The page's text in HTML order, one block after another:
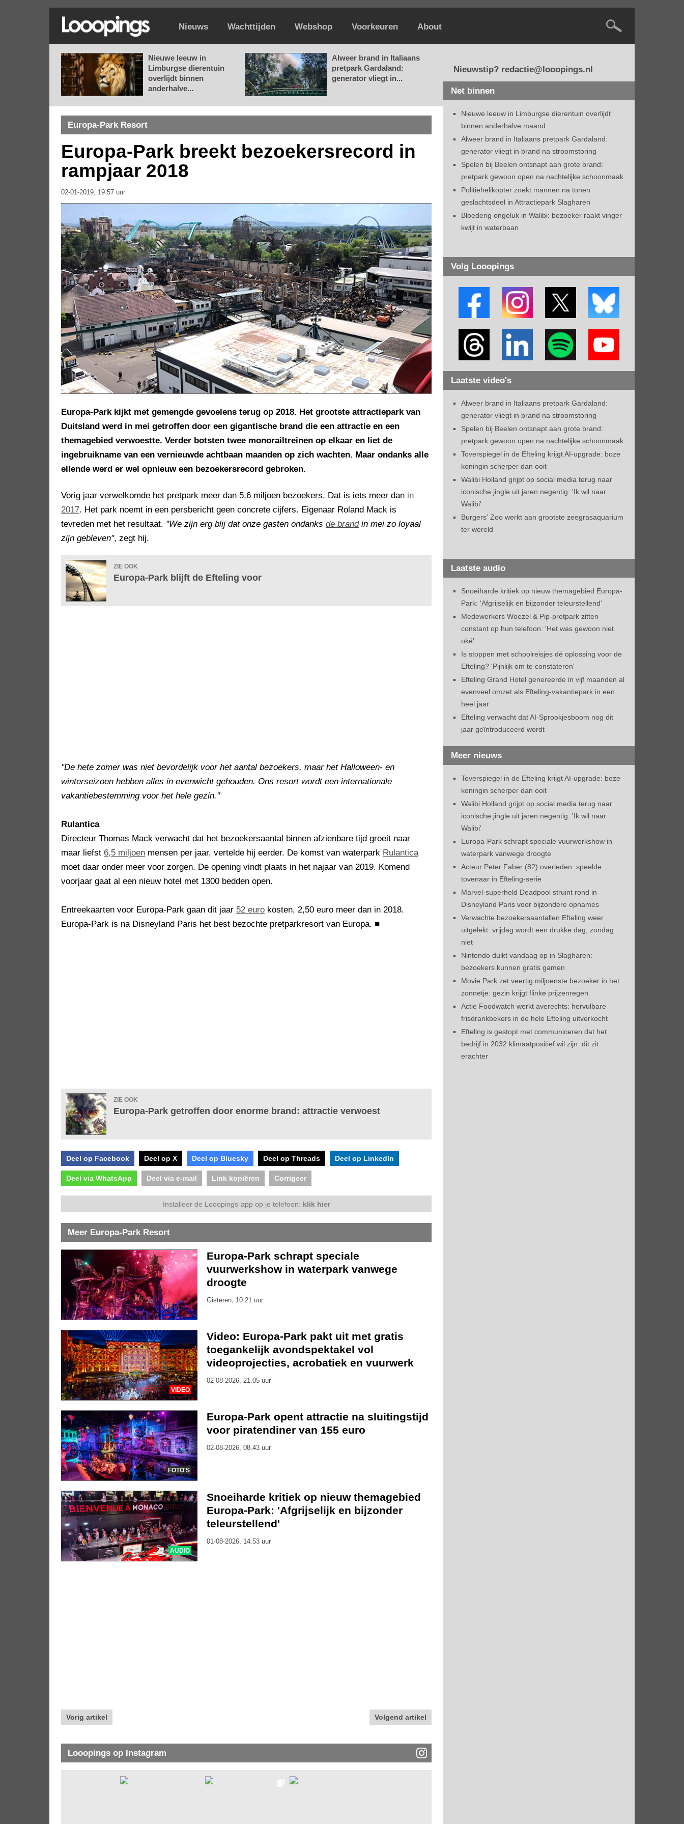
Nieuws Wachttijden Webshop Voorkeuren About
Nieuwe leeuw in
Limburgse dierentuin
overlijdt binnen
anderhalve...
Alweer brand in Italiaans
pretpark Gardaland:
generator vliegt in...
Europa-Park Resort
Europa-Park breekt bezoekersrecord in
rampjaar 2018
02-01-2019, 19.57 uur
Europa-Park kijkt met gemengde gevoelens terug op 2018. Het grootste attractiepark van
Duitsland werd in mei getroffen door een gigantische brand die een attractie en een
themagebied verwoestte. Verder botsten twee monorailtreinen op elkaar en liet de
ingebruikname van een vernieuwde achtbaan maanden op zich wachten. Maar ondanks alle
ellende werd er wel opnieuw een bezoekersrecord gebroken.
Vorig jaar verwelkomde het pretpark meer dan 5,6 miljoen bezoekers. Dat is iets meer dan in
2017. Het park noemt in een persbericht geen concrete cijfers. Eigenaar Roland Mack is
tevreden met het resultaat. "We zijn erg blij dat onze gasten ondanks de brandin mei zo loyaal
zijn gebleven", zegt hij.
ZIE OOK
Europa-Park blijft de Efteling voor
"De hete zomer was niet bevordelijk voor het aantal bezoekers, maar het Halloween- en
winterseizoen hebben alles in evenwicht gehouden. Ons resort wordt een internationale
vakantiebestemming voor het hele gezin."
Rulantica
Directeur Thomas Mack verwacht dat het bezoekersaantal binnen afzienbare tijd groeit naar
maar liefst 6,5 miljoen mensen per jaar, vertelde hij eerder. De komst van waterpark Rulantica
moet daar onder meer voor zorgen. De opening vindt plaats in het najaar van 2019. Komend
voorjaar gaat al een nieuw hotel met 1300 bedden open.
Entreekaarten voor Europa-Park gaan dit jaar 52 euro kosten, 2,50 euro meer dan in 2018.
Europa-Park is na Disneyland Paris het best bezochte pretparkresort van Europa. ■
ZIE OOK
Europa-Park getroffen door enorme brand: attractie verwoest
Deel op Facebook Deel op X Deel op Bluesky Deel op Threads Deel op LinkedIn
Deel via WhatsApp Deel via e-mail Link kopiëren Corrigeer
Installeer de Looopings-app op je telefoon: klik hier
Meer Europa-Park Resort
Europa-Park schrapt speciale
vuurwerkshow in waterpark vanwege
droogte
Gisteren, 10.21 uur
VIDEO
Video: Europa-Park pakt uit met gratis
toegankelijk avondspektakel vol
videoprojecties, acrobatiek en vuurwerk
02-08-2026, 21.05 uur
FOTO'S
Europa-Park opent attractie na sluitingstijd
voor piratendiner van 155 euro
02-08-2026, 08.43 uur
AUDIO
Snoeiharde kritiek op nieuw themagebied
Europa-Park: 'Afgrijselijk en bijzonder
teleurstellend'
01-08-2026, 14.53 uur
Vorig artikel Volgend artikel
Looopings op Instagram
Nieuwstip? redactie@looopings.nl
Net binnen
Nieuwe leeuw in Limburgse dierentuin overlijdt
binnen anderhalve maand
Alweer brand in Italiaans pretpark Gardaland:
generator vliegt in brand na stroomstoring
Spelen bij Beelen ontsnapt aan grote brand:
pretpark gewoon open na nachtelijke schoonmaak
Politiehelikopter zoekt mannen na tonen
geslachtsdeel in Attractiepark Slagharen
Bloederig ongeluk in Walibi: bezoeker raakt vinger
kwijt in waterbaan
Volg Looopings
Laatste video's
Alweer brand in Italiaans pretpark Gardaland:
generator vliegt in brand na stroomstoring
Spelen bij Beelen ontsnapt aan grote brand:
pretpark gewoon open na nachtelijke schoonmaak
Toverspiegel in de Efteling krijgt AI-upgrade: boze
koningin scherper dan ooit
Walibi Holland grijpt op social media terug naar
iconische jingle uit jaren negentig: 'Ik wil naar
Walibi'
Burgers' Zoo werkt aan grootste zeegrasaquarium
ter wereld
Laatste audio
Snoeiharde kritiek op nieuw themagebied Europa-
Park: 'Afgrijselijk en bijzonder teleurstellend'
Medewerkers Woezel & Pip-pretpark zitten
constant op hun telefoon: 'Het was gewoon niet
oké'
Is stoppen met schoolreisjes dé oplossing voor de
Efteling? 'Pijnlijk om te constateren'
Efteling Grand Hotel genereerde in vijf maanden al
evenveel omzet als Efteling-vakantiepark in een
heel jaar
Efteling verwacht dat AI-Sprookjesboom nog dit
jaar geïntroduceerd wordt
Meer nieuws
Toverspiegel in de Efteling krijgt AI-upgrade: boze
koningin scherper dan ooit
Walibi Holland grijpt op social media terug naar
iconische jingle uit jaren negentig: 'Ik wil naar
Walibi'
Europa-Park schrapt speciale vuurwerkshow in
waterpark vanwege droogte
Acteur Peter Faber (82) overleden: speelde
tovenaar in Efteling-serie
Marvel-superheld Deadpool struint rond in
Disneyland Paris voor bijzondere opnames
Verwachte bezoekersaantallen Efteling weer
uitgelekt: vrijdag wordt een drukke dag, zondag
niet
Nintendo duikt vandaag op in Slagharen:
bezoekers kunnen gratis gamen
Movie Park zet veertig miljoenste bezoeker in het
zonnetje: gezin krijgt flinke prijzenregen
Actie Foodwatch werkt averechts: hervulbare
frisdrankbekers in de hele Efteling uitverkocht
Efteling is gestopt met communiceren dat het
bedrijf in 2032 klimaatpositief wil zijn: dit zit
erachter